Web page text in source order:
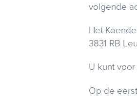
volgende
Het
3831 RB
U kunt
Op de